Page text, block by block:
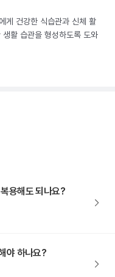
게 건강한 식습관과 신체 활
활 습관을 형성하도록 도와
용해도 되나요?
야 하나요?